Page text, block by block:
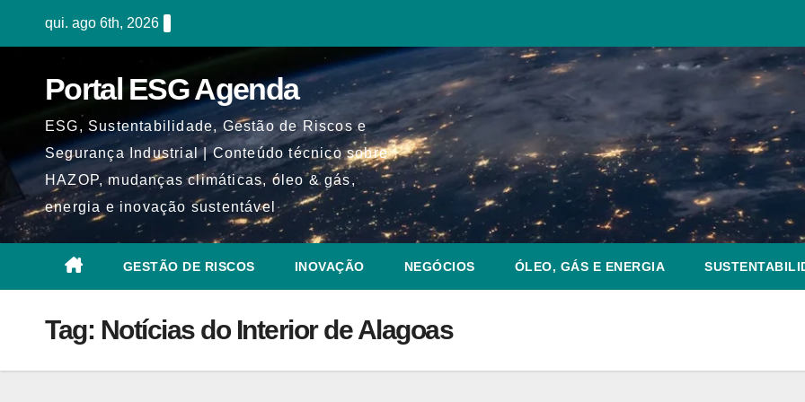
qui. ago 6th, 2026
Portal ESG Agenda
ESG, Sustentabilidade, Gestão de Riscos e
Segurança Industrial | Conteúdo técnico sobre
HAZOP, mudanças climáticas, óleo & gás,
energia e inovação sustentável
GESTÃO DE RISCOS INOVAÇÃO NEGÓCIOS ÓLEO, GÁS E ENERGIA
Tag: Notícias do Interior de Alagoas